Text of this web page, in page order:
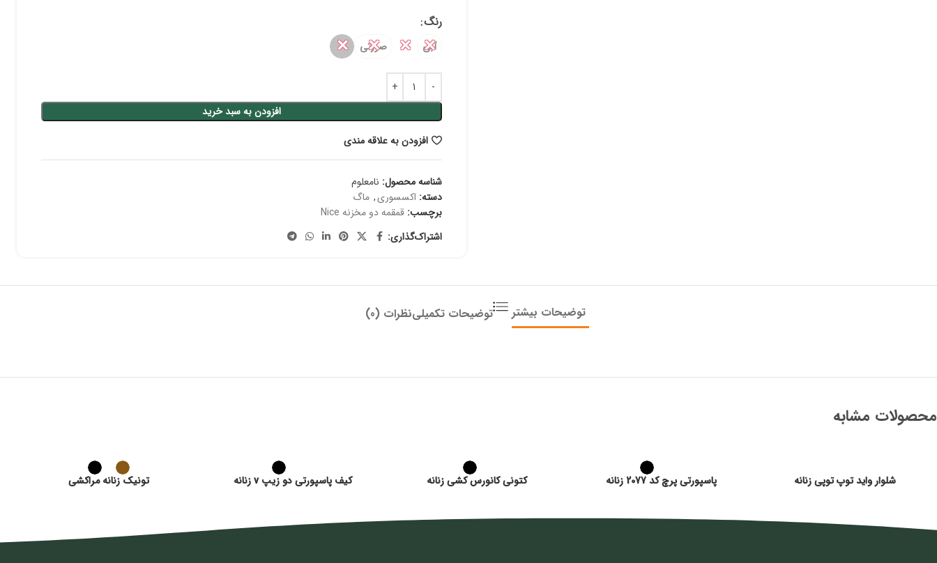
رنگ
آبی
✕
✕ صورتی
✕
✕
افزودن به سبد خرید
افزودن به علاقه مندی
شناسه محصول: نامعلوم
دسته: اکسسوری, ماگ
برچسب: قمقمه دو مخزنه Nice
اشتراک‌گذاری:
توضیحات بیشتر توضیحات تکمیلینظرات (0)
محصولات مشابه
شلوار واید توپ توپی زنانه پاسپورتی پرچ کد 2077 زنانه کتونی کانورس کشی زنانه کیف پاسپورتی دو زیپ v زنانه تونیک زنانه مراکشی